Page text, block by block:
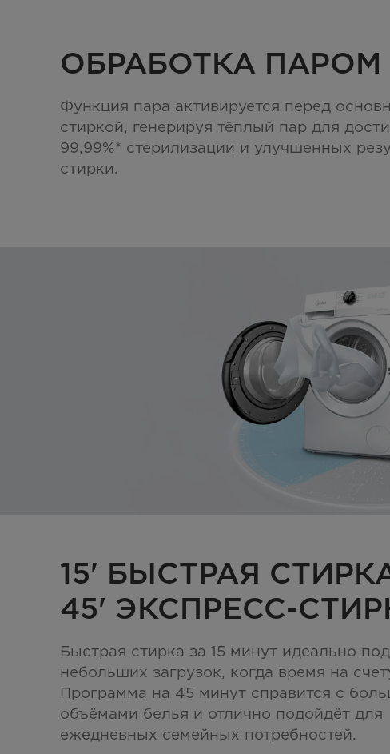
ОБРАБОТКА ПАРОМ
Функция пара активируется перед
стиркой, генерируя тёплый пар для
99,99%* стерилизации и улучшенных
стирки.
15' БЫСТРАЯ
45' ЭКСПРЕСС-
Быстрая стирка за 15 минут идеально
небольших загрузок, когда время на
Программа на 45 минут справится с
объёмами белья и отлично подойдёт для
ежедневных семейных потребностей.